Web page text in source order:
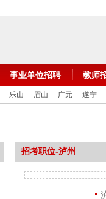
事业单位招聘 教师
乐山 眉山 广元 遂宁
招考职位-泸州